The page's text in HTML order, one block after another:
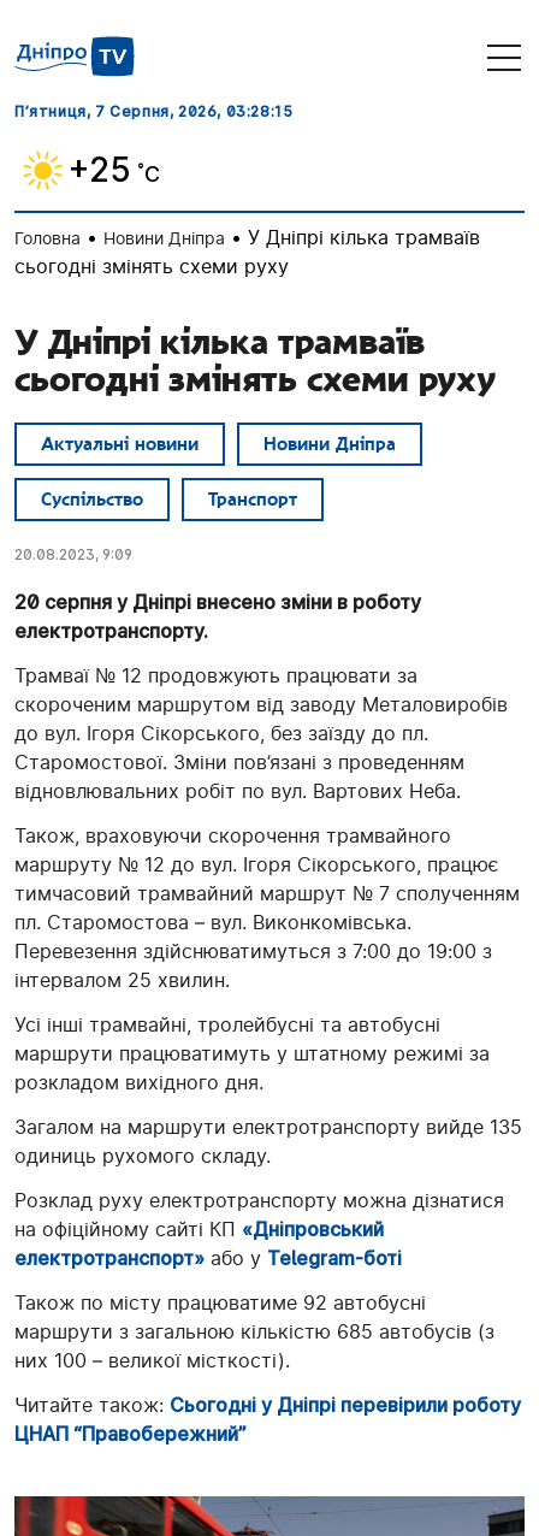
П’ятниця, 7 Серпня, 2026, 03:28:16
+25 ˚C
Головна • Новини Дніпра • У Дніпрі кілька трамваїв
сьогодні змінять схеми руху
У Дніпрі кілька трамваїв
сьогодні змінять схеми руху
Актуальні новини Новини Дніпра
Суспільство Транспорт
20.08.2023, 9:09
20 серпня у Дніпрі внесено зміни в роботу
електротранспорту.
Трамваї № 12 продовжують працювати за
скороченим маршрутом від заводу Металовиробів
до вул. Ігоря Сікорського, без заїзду до пл.
Старомостової. Зміни пов’язані з проведенням
відновлювальних робіт по вул. Вартових Неба.
Також, враховуючи скорочення трамвайного
маршруту № 12 до вул. Ігоря Сікорського, працює
тимчасовий трамвайний маршрут № 7 сполученням
пл. Старомостова – вул. Виконкомівська.
Перевезення здійснюватимуться з 7:00 до 19:00 з
інтервалом 25 хвилин.
Усі інші трамвайні, тролейбусні та автобусні
маршрути працюватимуть у штатному режимі за
розкладом вихідного дня.
Загалом на маршрути електротранспорту вийде 135
одиниць рухомого складу.
Розклад руху електротранспорту можна дізнатися
на офіційному сайті КП «Дніпровський
електротранспорт» або у Telegram-боті
Також по місту працюватиме 92 автобусні
маршрути з загальною кількістю 685 автобусів (з
них 100 – великої місткості).
Читайте також: Сьогодні у Дніпрі перевірили роботу
ЦНАП “Правобережний”